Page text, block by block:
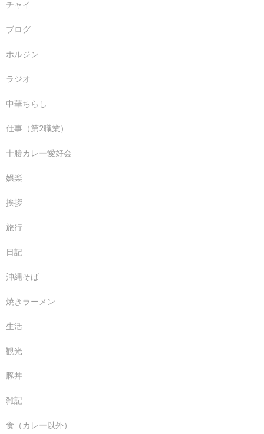
チャイ
ブログ
ホルジン
ラジオ
中華ちらし
仕事（第2職業）
十勝カレー愛好会
娯楽
挨拶
旅行
日記
沖縄そば
焼きラーメン
生活
観光
豚丼
雑記
食（カレー以外）